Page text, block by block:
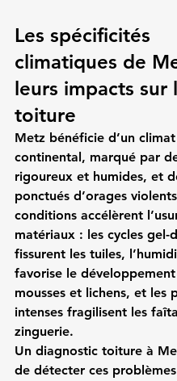
Les spécificités
climatiques de
leurs impacts sur
toiture
Metz bénéficie d’un
continental, marqué par
rigoureux et humides, et
ponctués d’orages
conditions accélèrent
matériaux : les cycles gel-
fissurent les tuiles,
favorise le
mousses et lichens, et les
intenses fragilisent les
zinguerie.
Un diagnostic toiture à
de détecter ces